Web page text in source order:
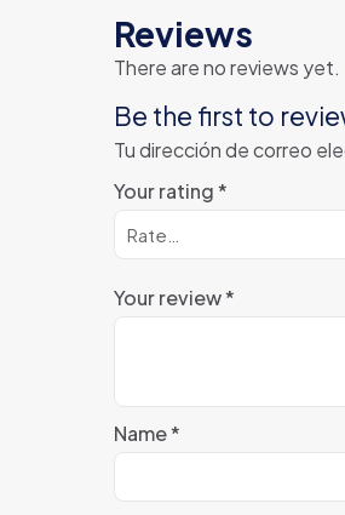
Reviews
There are no reviews yet.
Be the first to
Tu dirección de correo
Your rating*
Your review*
Name*